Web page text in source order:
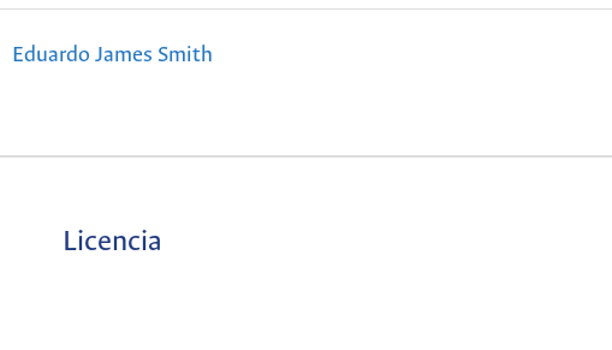
Eduardo James Smith
Licencia